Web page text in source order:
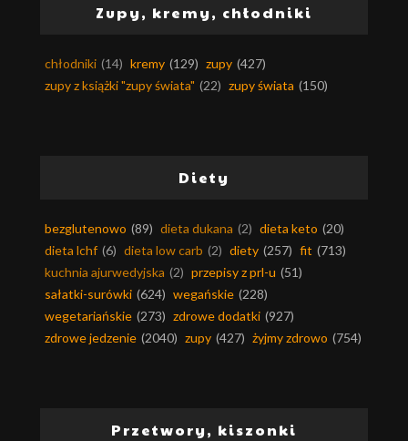
Zupy, kremy, chłodniki
chłodniki (14) kremy (129) zupy (427)
zupy z książki "zupy świata" (22) zupy świata (150)
Diety
bezglutenowo (89) dieta dukana (2) dieta keto (20)
dieta lchf (6) dieta low carb (2) diety (257) fit (713)
kuchnia ajurwedyjska (2) przepisy z prl-u (51)
sałatki-surówki (624) wegańskie (228)
wegetariańskie (273) zdrowe dodatki (927)
zdrowe jedzenie (2040) zupy (427) żyjmy zdrowo (754)
Przetwory, kiszonki